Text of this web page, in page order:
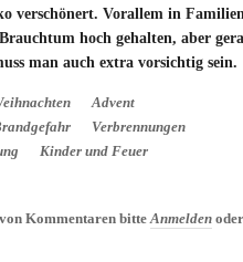
verschönert. Vorallem in
hoch gehalten, aber
man auch extra vorsichtig sein.
Advent
Verbrennungen
Kinder und Feuer
Kinder und der richtige Umgang mit
Kommentaren bitteAnmelden oder